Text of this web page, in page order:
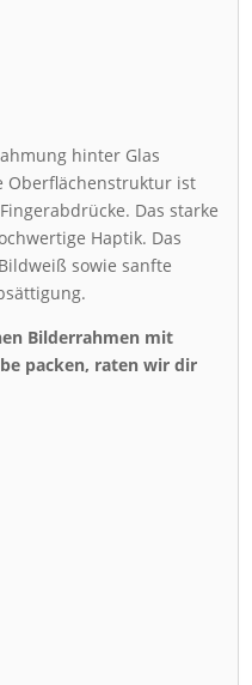
hinter Glas
Oberflächenstruktur ist
Das starke
Haptik. Das
sowie sanfte
Bilderrahmen mit
packen, raten wir dir